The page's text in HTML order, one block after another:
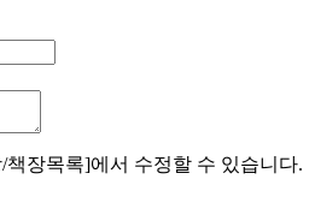
책장목록]에서 수정할 수 있습니다.